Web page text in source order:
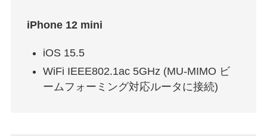
iPhone 12 mini
iOS 15.5
WiFi IEEE802.1ac 5GHz (MU-MIMO ビ
ームフォーミング対応ルータに接続)